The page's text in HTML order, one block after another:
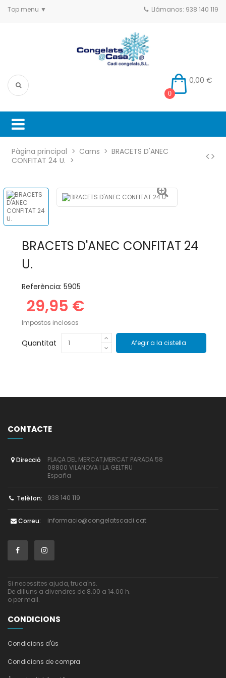
Top menu Llámanos: 938 140 119
0
0,00 €
Pàgina principal Carns
BRACETS D'ANEC
CONFITAT 24 U.
BRACETS D'ANEC CONFITAT 24
U.
Referència: 5905
29,95 €
Impostos inclosos
Quantitat Afegir a la cistella
CONDICIONS
Condicions d'ús
Condicions de compra
CONTACTE
Direcció
PLAÇA DEL MERCAT,MERCAT PARADA 58
08800 VILANOVA I LA GELTRU
España
Telèfon: 938 140 119
Correu: informacio@congelatscadi.cat
Si necessites ajuda, truca'ns.
De dilluns a divendres de 8.00 a 14.00 h.
o per mail.